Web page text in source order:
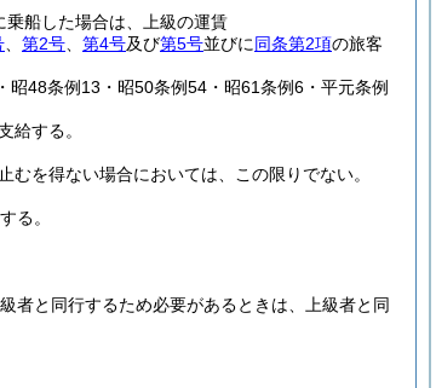
船した場合は、上級の運賃
第2号 第4号及び第5号並びに同条第2項の旅客
48条例13・昭50条例54・昭61条例6・平元条例
給する。
むを得ない場合においては、この限りでない。
る。
者と同行するため必要があるときは、上級者と同